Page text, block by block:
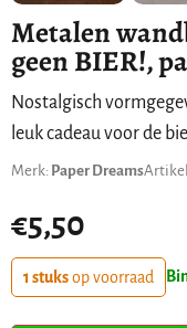
Metalen
geen BIER!,
Nostalgisch
leuk cadeau voor de
Merk: Paper Dreams
€5,50
1 stuksop voorraad